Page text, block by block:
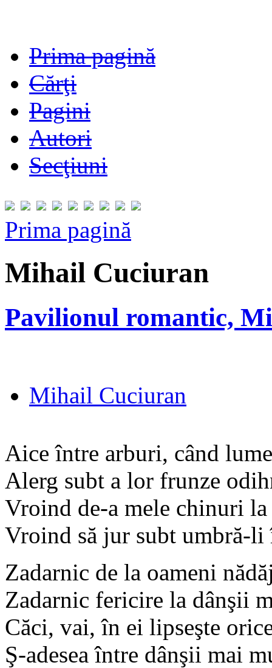
Prima pagină
Cărţi
Pagini
Autori
Secţiuni
Prima pagină
Mihail Cuciuran
Pavilionul romantic,
Mihail Cuciuran
Aice între arburi, când
Alerg subt a lor frunze
Vroind de-a mele chinuri la
Vroind să jur subt umbră-
Zadarnic de la oameni
Zadarnic fericire la dânşii
Căci, vai, în ei lipseşte
Ş-adesea între dânşii mai